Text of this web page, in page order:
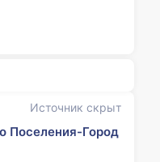
Источник скрыт
Поселения-Город